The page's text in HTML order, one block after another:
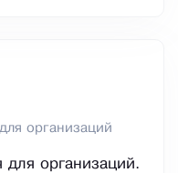
организаций
для организаций.